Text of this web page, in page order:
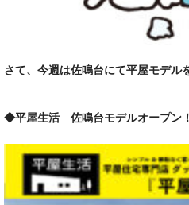
さて、今週は佐鳴台にて平屋モデル
◆平屋生活 佐鳴台モデルオープン